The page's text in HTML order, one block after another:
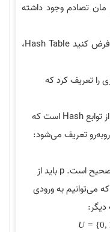
مان تصادم وجود داشته
مثال: آیا خانواده H زیر سراسری است؟ فرض کنید Hash Table،
را تعریف کرد که
تابع هش Carter-Wegman: خانواده‌ای از توابع Hash است که
تعریف می‌شود:
که در آن m تعداد حفره‌هاست و p عدد صحیح است. p باید از
می‌توانیم به ورودی
U = {0,